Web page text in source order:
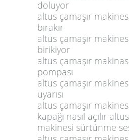
doluyor
altus çamaşır
bırakır
altus çamaşır
birikiyor
altus çamaşır
pompası
altus çamaşır
uyarısı
altus çamaşır
kapağı nasıl açılır
makinesi sürtünme